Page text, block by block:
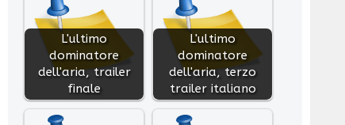
L'ultimo
dominatore
dell'aria, trailer
finale
L'ultimo
dominatore
dell'aria, terzo
trailer italiano